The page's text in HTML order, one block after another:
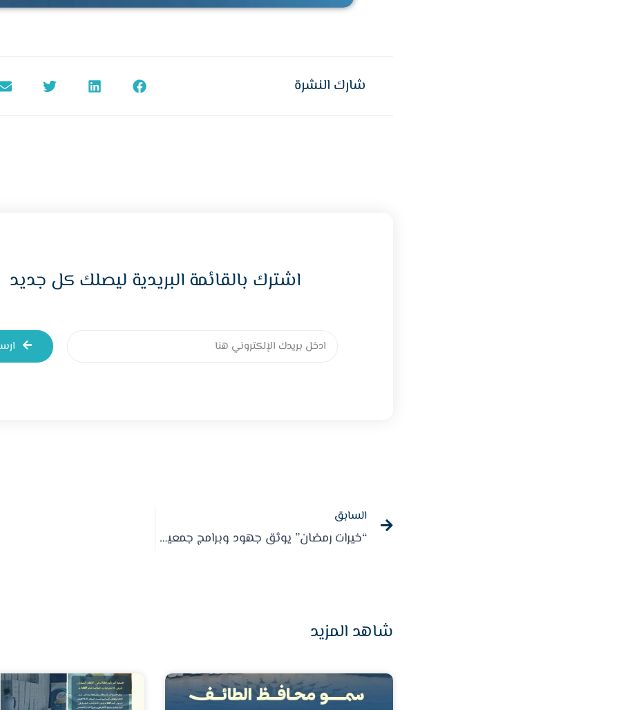
شارك النشرة
اشترك بالقائمة البريدية ليصلك كل جديد
السابق
“خيرات رمضان” يوثق جهود وبرامج جمعية أبو راكة خلال الشهر المبارك 1447-2026
شاهد المزيد